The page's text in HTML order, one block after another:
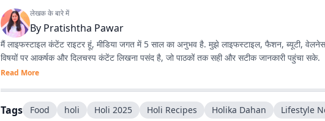
लेखक के बारे में
By Pratishtha Pawar
मैं लाइफस्टाइल कंटेंट राइटर हूं, मीडिया जगत में 5 साल का अनुभव है. मुझे लाइफस्टाइल, फैशन, ब्यूटी,
विषयों पर आकर्षक और दिलचस्प कंटेंट लिखना पसंद है, जो पाठकों तक सही और सटीक जानकारी पहुंचा सके.
Read More
Tags Food holi Holi 2025 Holi Recipes Holika Dahan Lifestyle